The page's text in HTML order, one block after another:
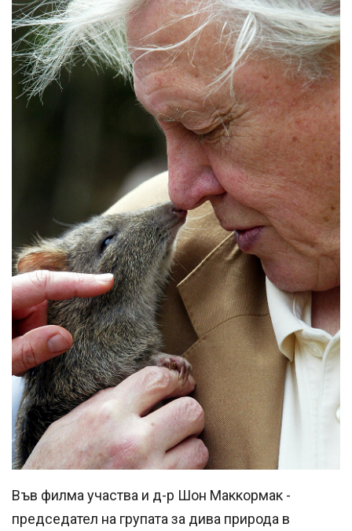
Във филма участва и д-р Шон Маккормак -
председател на групата за дива природа в